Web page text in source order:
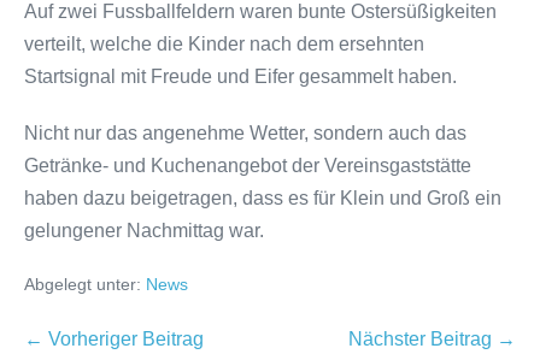
Auf zwei Fussballfeldern waren bunte Ostersüßigkeiten
verteilt, welche die Kinder nach dem ersehnten
Startsignal mit Freude und Eifer gesammelt haben.
Nicht nur das angenehme Wetter, sondern auch das
Getränke- und Kuchenangebot der Vereinsgaststätte
haben dazu beigetragen, dass es für Klein und Groß ein
gelungener Nachmittag war.
Abgelegt unter: News
Beitragsnavigation
← Vorheriger Beitrag Nächster Beitrag →